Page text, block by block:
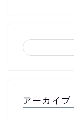
アーカイブ